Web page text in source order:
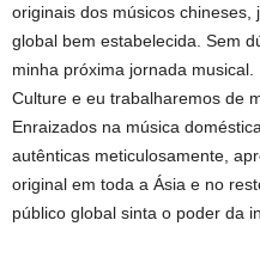
originais dos músicos
global bem estabelecida. Sem
minha próxima jornada
Culture e eu trabalharemos de
Enraizados na música
autênticas meticulosamente,
original em toda a Ásia e no
público global sinta o poder da